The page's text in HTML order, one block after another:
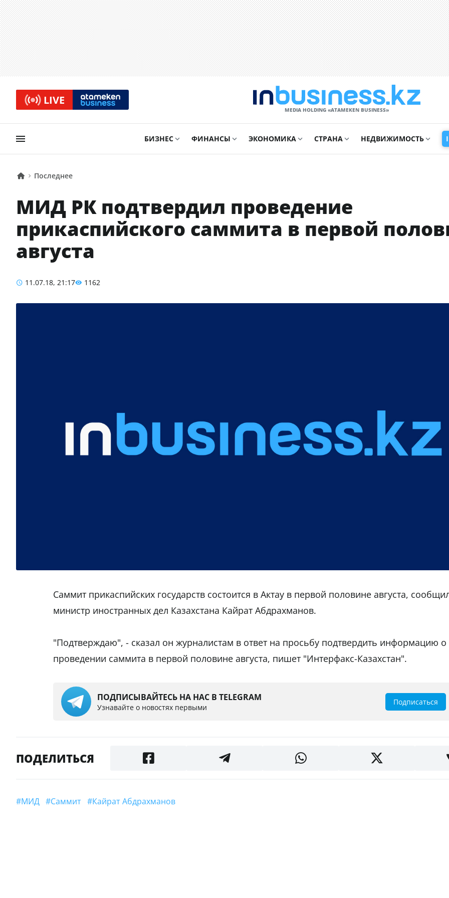
LIVE
MEDIA HOLDING «ATAMEKЕN BUSINESS»
БИЗНЕС ФИНАНСЫ ЭКОНОМИКА СТРАНА НЕДВИЖИМОСТЬ
Последнее
МИД РК подтвердил проведение
прикаспийского саммита в первой
августа
11.07.18, 21:17 1162
Саммит прикаспийских государств состоится в Актау в первой половине августа,
министр иностранных дел Казахстана Кайрат Абдрахманов.
"Подтверждаю", - сказал он журналистам в ответ на просьбу подтвердить информацию о
проведении саммита в первой половине августа, пишет "Интерфакс-Казахстан".
ПОДПИСЫВАЙТЕСЬ НА НАС В TELEGRAM
Узнавайте о новостях первыми
Подписаться
ПОДЕЛИТЬСЯ
#МИД #Саммит #Кайрат Абдрахманов